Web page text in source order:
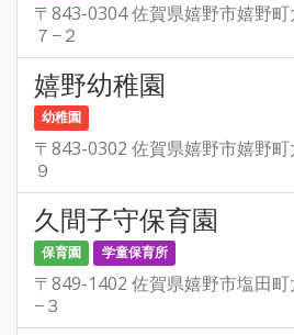
〒843-0304 佐賀県嬉野市嬉野
７−２
嬉野幼稚園
幼稚園
〒843-0302 佐賀県嬉野市嬉野
９
久間子守保育園
保育園 学童保育所
〒849-1402 佐賀県嬉野市塩田
−３